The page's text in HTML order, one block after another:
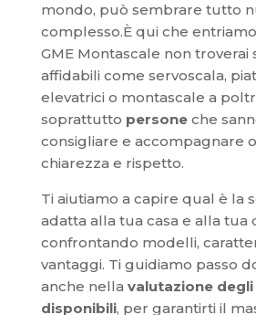
mondo, può sembrare tutto
complesso.È qui che
GME Montascale non
affidabili come servoscala,
elevatrici o montascale a
soprattutto personeche
consigliare e accompagnare
chiarezza e rispetto.
Ti aiutiamo a capire qual è la
adatta alla tua casa e alla tua
confrontando modelli,
vantaggi. Ti guidiamo passo
anche nella valutazione
disponibili, per garantirti il